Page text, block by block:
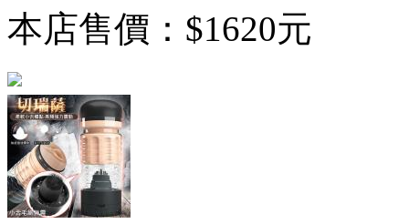
本店售價： $1620元